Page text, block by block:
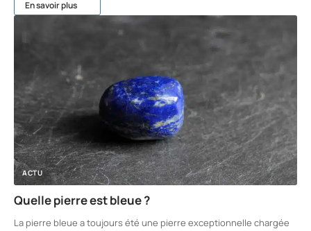
En savoir plus
ACTU
Quelle pierre est bleue ?
La pierre bleue a toujours été une pierre exceptionnelle chargée